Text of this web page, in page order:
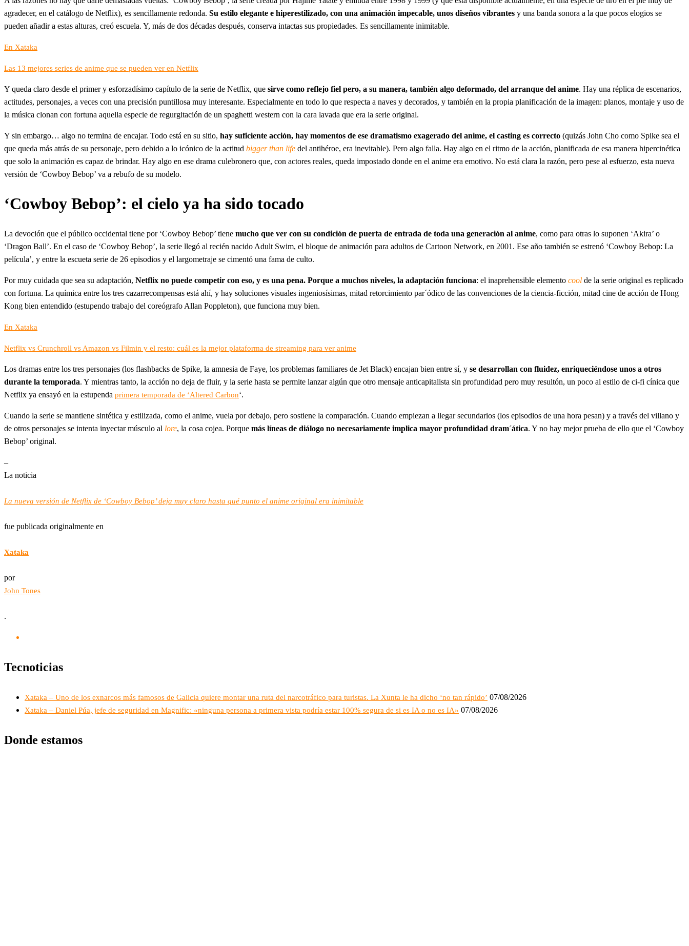
agradecer, en el catálogo de Netflix), es sencillamente redonda. Su estilo elegante e hiperestilizado, con una animación impecable, unos diseños vibrantes y una banda sonora a la que pocos elogios se
pueden añadir a estas alturas, creó escuela. Y, más de dos décadas después, conserva intactas sus propiedades. Es sencillamente inimitable.
En Xataka
Las 13 mejores series de anime que se pueden ver en Netflix
Y queda claro desde el primer y esforzadísimo capítulo de la serie de Netflix, que sirve como reflejo fiel pero, a su manera, también algo deformado, del arranque del anime. Hay una réplica de escenarios,
actitudes, personajes, a veces con una precisión puntillosa muy interesante. Especialmente en todo lo que respecta a naves y decorados, y también en la propia planificación de la imagen: planos, montaje y uso de
la música clonan con fortuna aquella especie de regurgitación de un spaghetti western con la cara lavada que era la serie original.
Y sin embargo… algo no termina de encajar. Todo está en su sitio, hay suficiente acción, hay momentos de ese dramatismo exagerado del anime, el casting es correcto (quizás John Cho como Spike sea el
que queda más atrás de su personaje, pero debido a lo icónico de la actitud bigger than life del antihéroe, era inevitable). Pero algo falla. Hay algo en el ritmo de la acción, planificada de esa manera hipercinética
que solo la animación es capaz de brindar. Hay algo en ese drama culebronero que, con actores reales, queda impostado donde en el anime era emotivo. No está clara la razón, pero pese al esfuerzo, esta nueva
versión de ‘Cowboy Bebop’ va a rebufo de su modelo.
‘Cowboy Bebop’: el cielo ya ha sido tocado
La devoción que el público occidental tiene por ‘Cowboy Bebop’ tiene mucho que ver con su condición de puerta de entrada de toda una generación al anime, como para otras lo suponen ‘Akira’ o
‘Dragon Ball’. En el caso de ‘Cowboy Bebop’, la serie llegó al recién nacido Adult Swim, el bloque de animación para adultos de Cartoon Network, en 2001. Ese año también se estrenó ‘Cowboy Bebop: La
película’, y entre la escueta serie de 26 episodios y el largometraje se cimentó una fama de culto.
Por muy cuidada que sea su adaptación, Netflix no puede competir con eso, y es una pena. Porque a muchos niveles, la adaptación funciona: el inaprehensible elemento cool de la serie original es replicado
con fortuna. La química entre los tres cazarrecompensas está ahí, y hay soluciones visuales ingeniosísimas, mitad retorcimiento par´ódico de las convenciones de la ciencia-ficción, mitad cine de acción de Hong
Kong bien entendido (estupendo trabajo del coreógrafo Allan Poppleton), que funciona muy bien.
En Xataka
Netflix vs Crunchroll vs Amazon vs Filmin y el resto: cuál es la mejor plataforma de streaming para ver anime
Los dramas entre los tres personajes (los flashbacks de Spike, la amnesia de Faye, los problemas familiares de Jet Black) encajan bien entre sí, y se desarrollan con fluidez, enriqueciéndose unos a otros
durante la temporada. Y mientras tanto, la acción no deja de fluir, y la serie hasta se permite lanzar algún que otro mensaje anticapitalista sin profundidad pero muy resultón, un poco al estilo de ci-fi cínica que
Netflix ya ensayó en la estupenda primera temporada de ‘Altered Carbon‘.
Cuando la serie se mantiene sintética y estilizada, como el anime, vuela por debajo, pero sostiene la comparación. Cuando empiezan a llegar secundarios (los episodios de una hora pesan) y a través del villano y
de otros personajes se intenta inyectar músculo al lore, la cosa cojea. Porque más líneas de diálogo no necesariamente implica mayor profundidad dram´ática. Y no hay mejor prueba de ello que el ‘Cowboy
Bebop’ original.
–
La noticia
La nueva versión de Netflix de ‘Cowboy Bebop’ deja muy claro hasta qué punto el anime original era inimitable
fue publicada originalmente en
Xataka
por
John Tones
.
Tecnoticias
Xataka – Uno de los exnarcos más famosos de Galicia quiere montar una ruta del narcotráfico para turistas. La Xunta le ha dicho ‘no tan rápido’ 07/08/2026
Xataka – Daniel Púa, jefe de seguridad en Magnific: «ninguna persona a primera vista podría estar 100% segura de si es IA o no es IA» 07/08/2026
Donde estamos